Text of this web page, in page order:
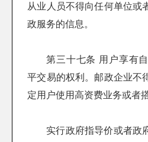
从业人员不得向任何单位或
政服务的信息。
第三十七条 用户享有
平交易的权利。邮政企业不
定用户使用高资费业务或者
实行政府指导价或者政